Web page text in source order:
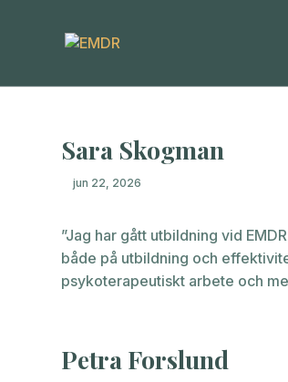
Sara Skogman
jun 22, 2026
”Jag har gått utbildning vid
både på utbildning och
psykoterapeutiskt arbete och
Petra Forslund